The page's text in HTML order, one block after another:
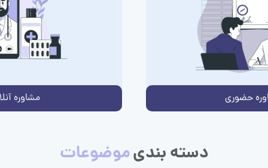
حضوری مشاوره
دسته بندیموضوعات